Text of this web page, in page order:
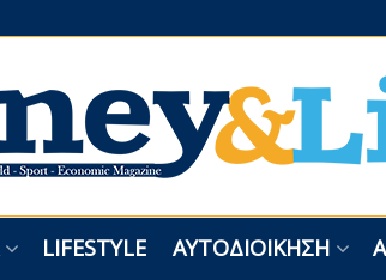
LIFESTYLE ΑΥΤΟΔΙΟΊΚΗΣΗ